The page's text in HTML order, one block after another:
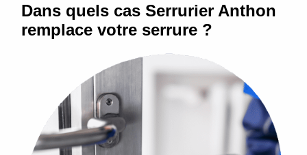
Dans quels cas Serrurier Anthon
remplace votre serrure ?